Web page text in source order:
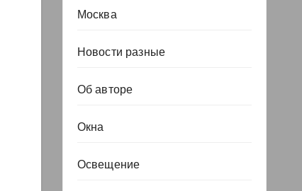
Москва
Новости разные
Об авторе
Окна
Освещение